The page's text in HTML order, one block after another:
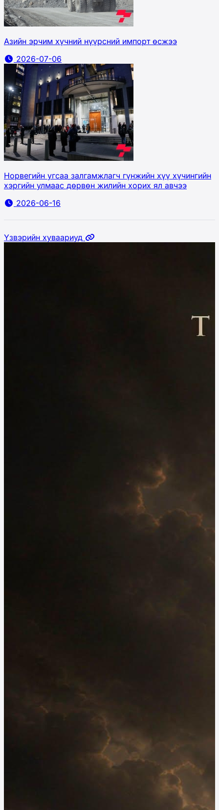
Азийн эрчим хүчний нүүрсний импорт өсжээ
2026-07-06
Норвегийн угсаа залгамжлагч гүнжийн хүү хүчингийн
хэргийн улмаас дөрвөн жилийн хорих ял авчээ
2026-06-16
Үзвэрийн хуваариуд